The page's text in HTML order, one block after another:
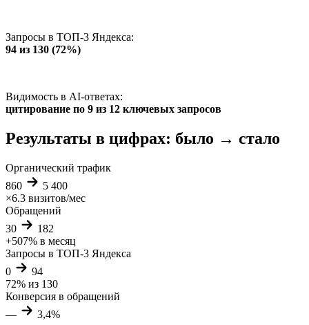
Запросы в ТОП-3 Яндекса:
94 из 130 (72%)
Видимость в AI-ответах:
цитирование по 9 из 12 ключевых запросов
Результаты в цифрах: было → стало
Органический трафик
860
5 400
×6.3 визитов/мес
Обращений
30
182
+507% в месяц
Запросы в ТОП-3 Яндекса
0
94
72% из 130
Конверсия в обращений
—
3,4%